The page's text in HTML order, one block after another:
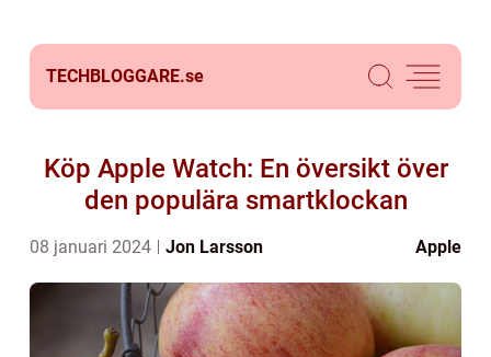
TECHBLOGGARE.se
Köp Apple Watch: En översikt över
den populära smartklockan
08 januari 2024 Jon Larsson Apple